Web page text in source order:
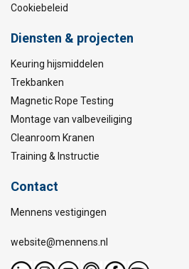
Cookiebeleid
Diensten & projecten
Keuring hijsmiddelen
Trekbanken
Magnetic Rope Testing
Montage van valbeveiliging
Cleanroom Kranen
Training & Instructie
Contact
Mennens vestigingen
website@mennens.nl